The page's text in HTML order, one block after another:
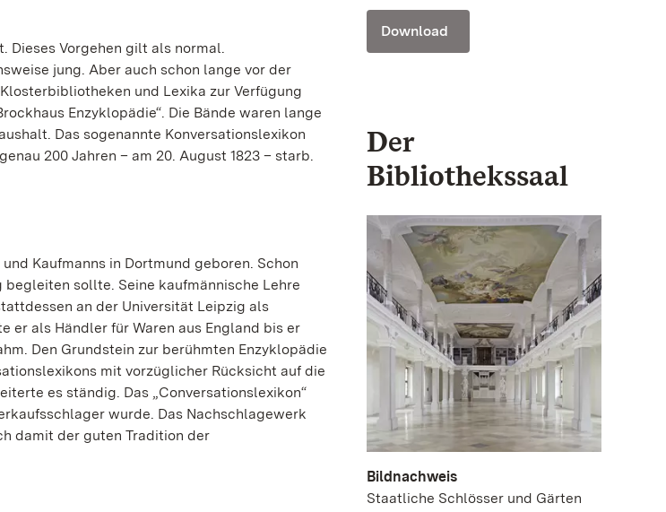
Dieses Vorgehen gilt als normal.
jung. Aber auch schon lange vor der
und Lexika zur Verfügung
Enzyklopädie“. Die Bände waren lange
Das sogenannte Konversationslexikon
200 Jahren – am 20. August 1823 – starb.
Kaufmanns in Dortmund geboren. Schon
sollte. Seine kaufmännische Lehre
an der Universität Leipzig als
er als Händler für Waren aus England bis er
Den Grundstein zur berühmten Enzyklopädie
mit vorzüglicher Rücksicht auf die
es ständig. Das „Conversationslexikon“
wurde. Das Nachschlagewerk
damit der guten Tradition der
Download
Der
Bibliothekssaal
Bildnachweis
Staatliche Schlösser und Gärten